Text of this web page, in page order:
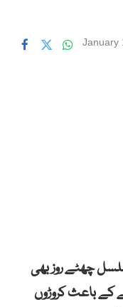
January
چھٹے روز بھی
کے باعث کروڑوں